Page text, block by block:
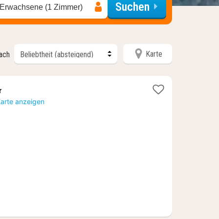
(1 Zimmer) Suchen
Karte
anzeigen